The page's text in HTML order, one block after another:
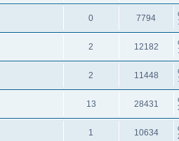
0 7794
2 12182
2 11448
13 28431
1 10634